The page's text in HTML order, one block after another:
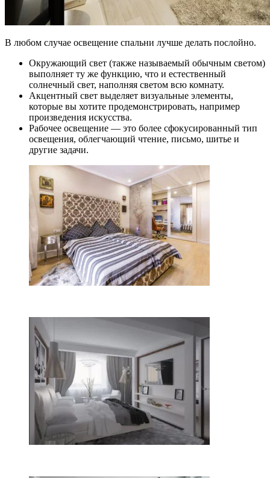
В любом случае освещение спальни лучше делать послойно.
Окружающий свет (также называемый обычным светом)
выполняет ту же функцию, что и естественный
солнечный свет, наполняя светом всю комнату.
Акцентный свет выделяет визуальные элементы,
которые вы хотите продемонстрировать, например
произведения искусства.
Рабочее освещение — это более сфокусированный тип
освещения, облегчающий чтение, письмо, шитье и
другие задачи.